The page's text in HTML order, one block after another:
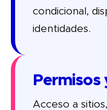
condicional,
identidades.
Acceso a